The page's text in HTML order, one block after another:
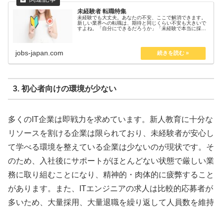
未経験者 転職特集
未経験でも大丈夫。あなたの不安、ここで解消できます。
新しい業界への転職は、期待と同じくらい不安も大きいで
すよね。「自分にできるだろうか」「未経験で本当に採用
jobs-japan.com
3. 初心者向けの環境が少ない
多くのIT企業は即戦力を求めています。新人教育に十分な
リソースを割ける企業は限られており、未経験者が安心し
て学べる環境を整えている企業は少ないのが現状です。そ
のため、入社後にサポートがほとんどない状態で厳しい業
務に取り組むことになり、精神的・肉体的に疲弊すること
があります。また、ITエンジニアの求人は比較的応募者が
多いため、大量採用、大量退職を繰り返して人員数を維持